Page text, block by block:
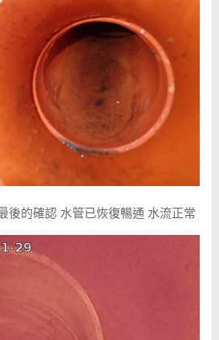
後的確認 水管已恢復暢通 水流正常